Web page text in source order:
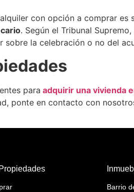
con opción a comprar es
. Según el Tribunal
la celebración o no del
para adquirir una vivienda
ponte en contacto con
Barrio